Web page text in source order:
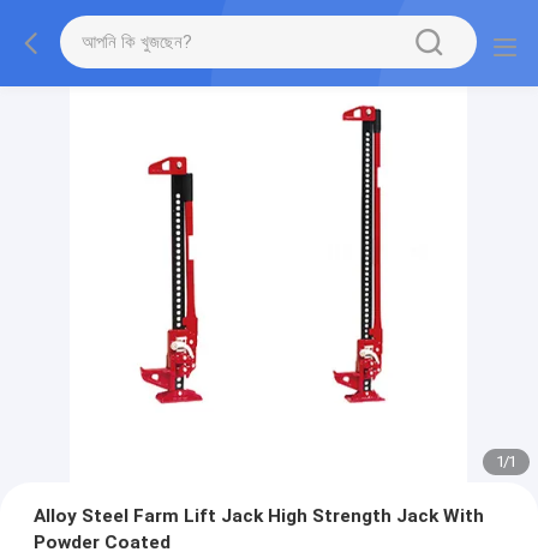
1/1
Alloy Steel Farm Lift Jack High Strength Jack With
Powder Coated